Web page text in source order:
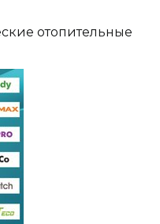
отопительные